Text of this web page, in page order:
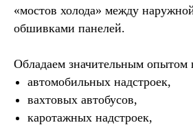
«мостов холода» между
обшивками панелей.
Обладаем значительным опытом
автомобильных надстроек,
вахтовых автобусов,
каротажных надстроек,